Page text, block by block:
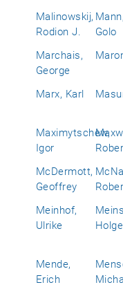
Malinowskij,
Rodion J.
Golo
Marchais,
George
Marx, Karl
Maximytschew,
Igor
McDermott,
Geoffrey
Meinhof,
Ulrike
Mende,
Erich